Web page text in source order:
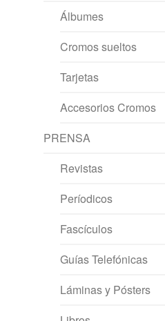
Álbumes
Cromos sueltos
Tarjetas
Accesorios Cromos
PRENSA
Revistas
Períodicos
Fascículos
Guías Telefónicas
Láminas y Pósters